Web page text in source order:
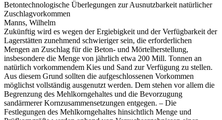
Betontechnologische Überlegungen zur Ausnutzbarkeit natürlicher
Zuschlagvorkommen
Manns, Wilhelm
Zukünftig wird es wegen der Ergiebigkeit und der Verfügbarkeit der
Lagerstätten zunehmend schwieriger sein, die erforderlichen
Mengen an Zuschlag für die Beton- und Mörtelherstellung,
insbesondere die Menge von jährlich etwa 200 Mill. Tonnen an
natürlich vorkommendem Kies und Sand zur Verfügung zu stellen.
Aus diesem Grund sollten die aufgeschlossenen Vorkommen
möglichst vollständig ausgenutzt werden. Dem stehen vor allem die
Begrenzung des Mehlkorngehaltes und die Bevorzugung
sandärmerer Kornzusammensetzungen entgegen. – Die
Festlegungen des Mehlkorngehaltes hinsichtlich Menge und